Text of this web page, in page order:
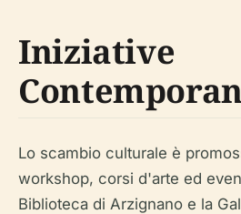
Iniziative
Lo scambio culturale è
workshop, corsi d'arte ed
Biblioteca di Arzignano e la